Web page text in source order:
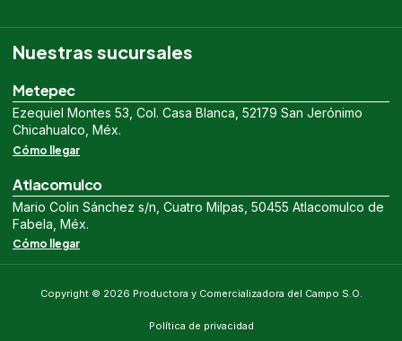
Nuestras sucursales
Metepec
Ezequiel Montes 53, Col. Casa Blanca, 52179 San Jerónimo
Chicahualco, Méx.
Cómo llegar
Atlacomulco
Mario Colin Sánchez s/n, Cuatro Milpas, 50455 Atlacomulco de
Fabela, Méx.
Cómo llegar
Copyright © 2026 Productora y Comercializadora del Campo S.O.
Política de privacidad